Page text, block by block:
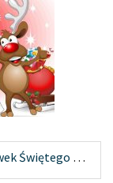
Konkurs plastyczny „Fabryka zabawek Świętego Mikoł...